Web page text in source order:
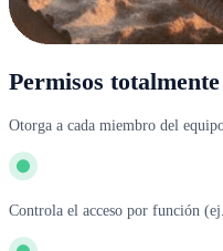
Permisos
Otorga a cada miembro del
Controla el acceso por función